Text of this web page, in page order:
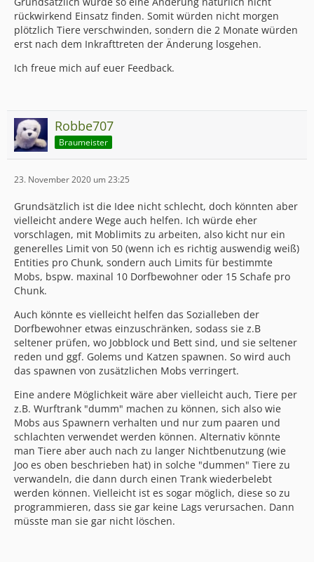
rückwirkend Einsatz finden. Somit würden nicht morgen
plötzlich Tiere verschwinden, sondern die 2 Monate würden
erst nach dem Inkrafttreten der Änderung losgehen.
Ich freue mich auf euer Feedback.
Robbe707
Braumeister
23. November 2020 um 23:25
Grundsätzlich ist die Idee nicht schlecht, doch könnten aber
vielleicht andere Wege auch helfen. Ich würde eher
vorschlagen, mit Moblimits zu arbeiten, also kicht nur ein
generelles Limit von 50 (wenn ich es richtig auswendig weiß)
Entities pro Chunk, sondern auch Limits für bestimmte
Mobs, bspw. maxinal 10 Dorfbewohner oder 15 Schafe pro
Chunk.
Auch könnte es vielleicht helfen das Sozialleben der
Dorfbewohner etwas einzuschränken, sodass sie z.B
seltener prüfen, wo Jobblock und Bett sind, und sie seltener
reden und ggf. Golems und Katzen spawnen. So wird auch
das spawnen von zusätzlichen Mobs verringert.
Eine andere Möglichkeit wäre aber vielleicht auch, Tiere per
z.B. Wurftrank "dumm" machen zu können, sich also wie
Mobs aus Spawnern verhalten und nur zum paaren und
schlachten verwendet werden können. Alternativ könnte
man Tiere aber auch nach zu langer Nichtbenutzung (wie
Joo es oben beschrieben hat) in solche "dummen" Tiere zu
verwandeln, die dann durch einen Trank wiederbelebt
werden können. Vielleicht ist es sogar möglich, diese so zu
programmieren, dass sie gar keine Lags verursachen. Dann
müsste man sie gar nicht löschen.